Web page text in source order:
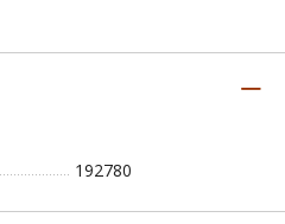
192780